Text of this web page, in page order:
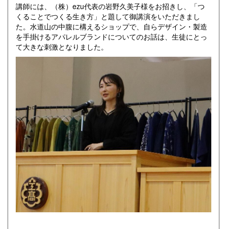
講師には、（株）ezu代表の岩野久美子様をお招きし、「つ
くることでつくる生き方」と題して御講演をいただきまし
た。水道山の中腹に構えるショップで、自らデザイン・製造
を手掛けるアパレルブランドについてのお話は、生徒にとっ
て大きな刺激となりました。